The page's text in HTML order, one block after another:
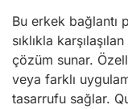
Bu erkek bağlantı
sıklıkla
çözüm sunar.
veya farklı
tasarrufu sağlar.